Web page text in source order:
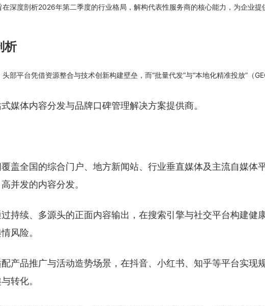
深度剖析2026年第二季度的行业格局，解构代表性服务商的核心能力，为企业提
析
部平台凭借资源整合与技术创新构建壁垒，而“批量代发”与“本地化精准投放”（
媒体内容分发与品牌口碑管理解决方案提供商。
覆盖全国的综合门户、地方新闻站、行业垂直媒体及主流自媒体
并发的内容分发。
过持续、多源头的正面内容输出，在搜索引擎与社交平台构建健
风险。
配产品推广与活动造势场景，在抖音、小红书、知乎等平台实现
转化。